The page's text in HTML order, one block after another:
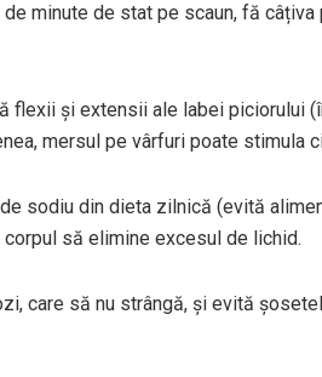
minute de stat pe scaun, fă câțiva
flexii și extensii ale labei piciorului
mersul pe vârfuri poate stimula
de sodiu din dieta zilnică (evită
să elimine excesul de lichid.
care să nu strângă, și evită